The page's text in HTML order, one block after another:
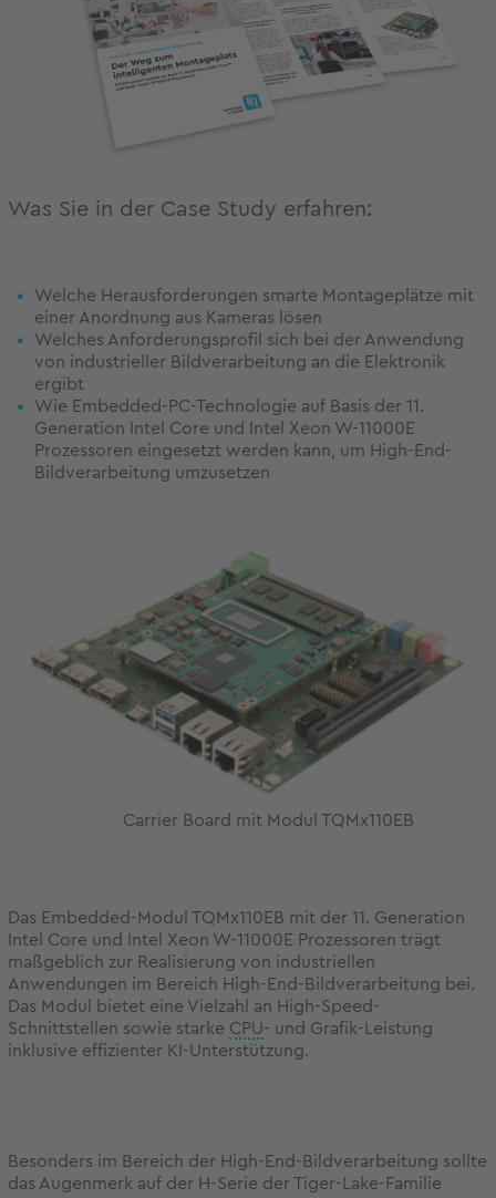
Was Sie in der Case Study erfahren:
Welche Herausforderungen smarte Montageplätze mit
einer Anordnung aus Kameras lösen
Welches Anforderungsprofil sich bei der Anwendung
von industrieller Bildverarbeitung an die Elektronik
ergibt
Wie Embedded-PC-Technologie auf Basis der 11.
Generation Intel Core und Intel Xeon W-11000E
Prozessoren eingesetzt werden kann, um High-End-
Bildverarbeitung umzusetzen
Carrier Board mit Modul TQMx110EB
Das Embedded-Modul TQMx110EB mit der 11. Generation
Intel Core und Intel Xeon W-11000E Prozessoren trägt
maßgeblich zur Realisierung von industriellen
Anwendungen im Bereich High-End-Bildverarbeitung bei.
Das Modul bietet eine Vielzahl an High-Speed-
Schnittstellen sowie starke CPU- und Grafik-Leistung
inklusive effizienter KI-Unterstützung.
Besonders im Bereich der High-End-Bildverarbeitung sollte
das Augenmerk auf der H-Serie der Tiger-Lake-Familie